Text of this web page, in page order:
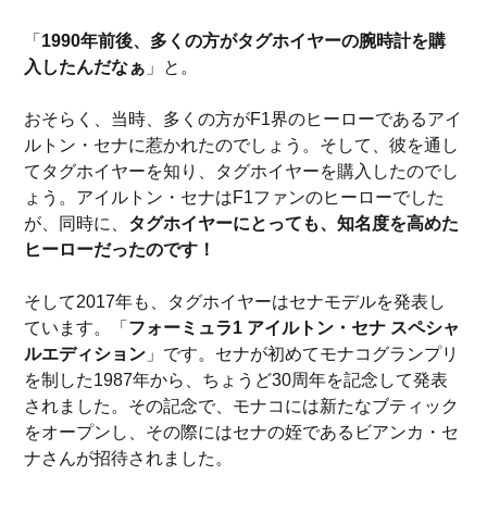
「 1990年前後、多くの方がタグホイヤーの腕時計を購
入したんだなぁ 」と。
おそらく、当時、多くの方がF1界のヒーローであるアイ
ルトン・セナに惹かれたのでしょう。そして、彼を通し
てタグホイヤーを知り、タグホイヤーを購入したのでし
ょう。アイルトン・セナはF1ファンのヒーローでした
が、同時に、 タグホイヤーにとっても、知名度を高めた
ヒーローだったのです！
そして2017年も、タグホイヤーはセナモデルを発表し
ています。「 フォーミュラ1 アイルトン・セナ スペシャ
ルエディション 」です。セナが初めてモナコグランプリ
を制した1987年から、ちょうど30周年を記念して発表
されました。その記念で、モナコには新たなブティック
をオープンし、その際にはセナの姪であるビアンカ・セ
ナさんが招待されました。